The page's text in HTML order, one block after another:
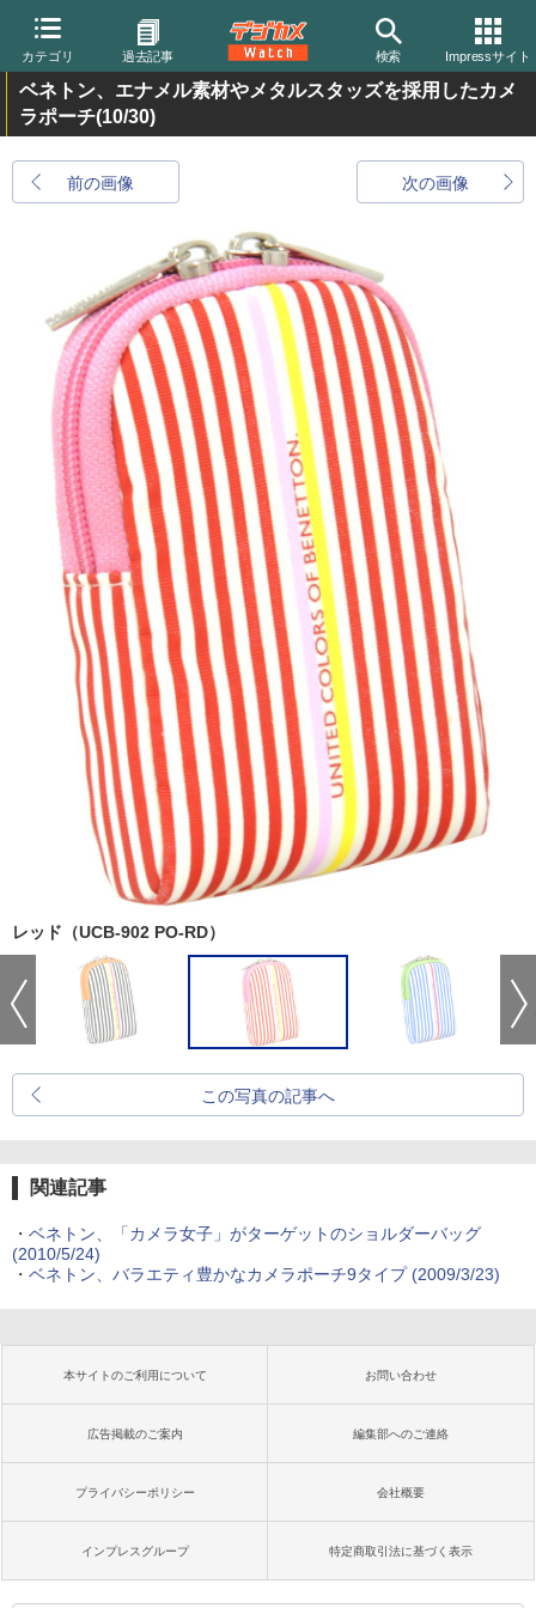
カテゴリ 過去記事 検索 Impressサイト
ベネトン、エナメル素材やメタルスタッズを採用したカメ
ラポーチ(10/30)
前の画像 次の画像
レッド（UCB-902 PO-RD）
この写真の記事へ
関連記事
・ ベネトン、「カメラ女子」がターゲットのショルダーバッグ
(2010/5/24)
・ ベネトン、バラエティ豊かなカメラポーチ9タイプ (2009/3/23)
本サイトのご利用について お問い合わせ
広告掲載のご案内 編集部へのご連絡
プライバシーポリシー 会社概要
インプレスグループ 特定商取引法に基づく表示